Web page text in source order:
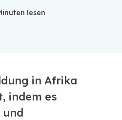
lesen
in Afrika
indem es
und